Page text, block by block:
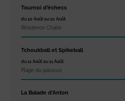
Tournoi d’échecs
du 10 Août au 10 Août
Résidence Challe
Tchoukball et Spikeball
du 11 Août au 11 Août
Plage du passous
La Balade d’Anton